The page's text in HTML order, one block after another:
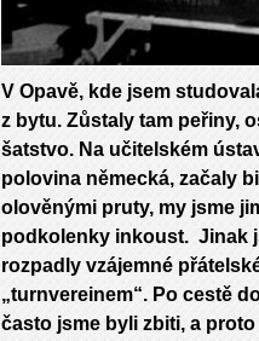
V Opavě, kde jsem
z bytu. Zůstaly tam peřiny,
šatstvo. Na učitelském
polovina německá, začaly
olověnými pruty, my jsme
podkolenky inkoust. Jinak
rozpadly vzájemné
„turnvereinem“. Po cestě
často jsme byli zbiti, a